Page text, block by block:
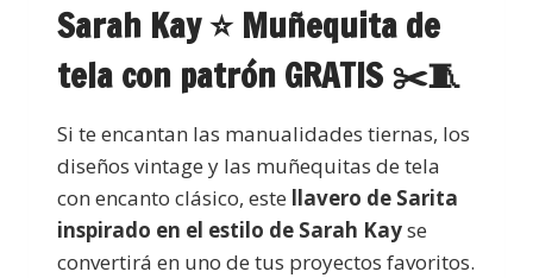
Sarah Kay ⭐ Muñequita de
tela con patrón GRATIS ✂️🧵
Si te encantan las manualidades tiernas, los
diseños vintage y las muñequitas de tela
con encanto clásico, este llavero de Sarita
inspirado en el estilo de Sarah Kayse
convertirá en uno de tus proyectos favoritos.